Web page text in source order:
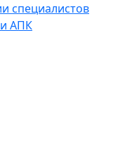
специалистов
АПК